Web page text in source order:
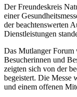
Der Freundeskreis
einer
der beachtenswerten
Dienstleistungen
Das Mutlanger Forum
Besucherinnen und
zeigten sich von der
begeistert. Die Messe
und einem offenen